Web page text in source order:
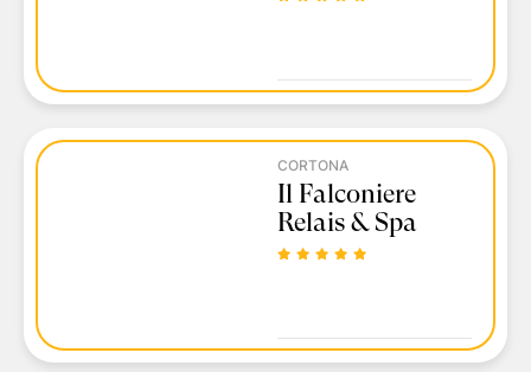
CORTONA
Il Falconiere
Relais & Spa